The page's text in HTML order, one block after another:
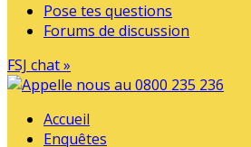
Pose tes questions
Forums de discussion
FSJ chat »
Accueil
Enquêtes